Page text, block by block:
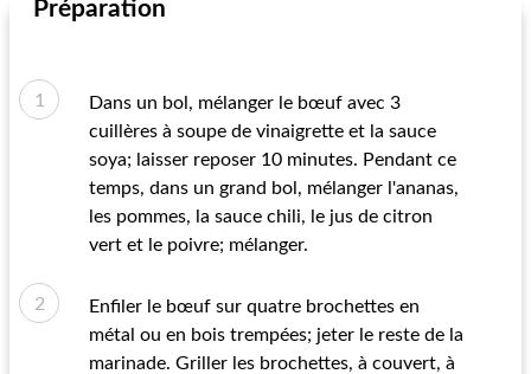
Préparation
Dans un bol, mélanger le bœuf avec 3
cuillères à soupe de vinaigrette et la sauce
soya; laisser reposer 10 minutes. Pendant ce
temps, dans un grand bol, mélanger l'ananas,
les pommes, la sauce chili, le jus de citron
vert et le poivre; mélanger.
Enfiler le bœuf sur quatre brochettes en
métal ou en bois trempées; jeter le reste de la
marinade. Griller les brochettes, à couvert, à